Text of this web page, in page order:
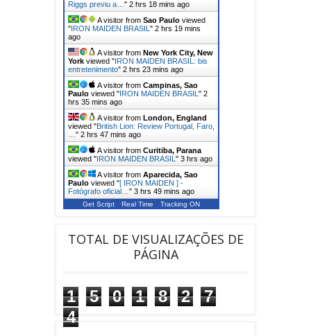
Riggs previu a…" 2 hrs 18 mins ago
A visitor from Sao Paulo viewed
" IRON MAIDEN BRASIL" 2 hrs 20 mins
ago
A visitor from New York City, New
York viewed " IRON MAIDEN BRASIL: bis
entretenimento" 2 hrs 23 mins ago
A visitor from Campinas, Sao
Paulo viewed " IRON MAIDEN BRASIL" 2
hrs 35 mins ago
A visitor from London, England
viewed "British Lion: Review Portugal, Faro,
…" 2 hrs 47 mins ago
A visitor from Curitiba, Parana
viewed " IRON MAIDEN BRASIL" 3 hrs ago
A visitor from Aparecida, Sao
Paulo viewed "[ IRON MAIDEN ] -
Fotógrafo oficial…" 3 hrs 49 mins ago
Get Script Real Time Tracking ON
TOTAL DE VISUALIZAÇÕES DE
PÁGINA
1 5 0 1 8 2
7
4